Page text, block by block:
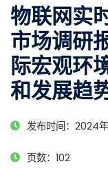
物联网实
市场调研
际宏观环
和发展趋
发布时间：2024
页数：102